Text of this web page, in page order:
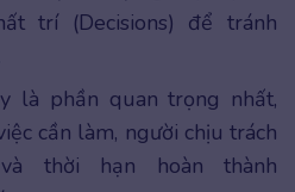
trí (Decisions) để tránh
là phần quan trọng nhất,
cần làm, người chịu trách
thời hạn hoàn thành